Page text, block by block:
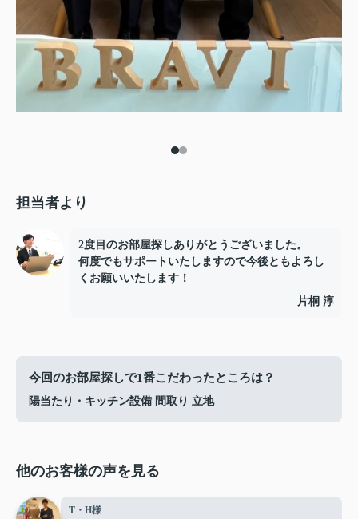
担当者より
2度目のお部屋探しありがとうございました。
何度でもサポートいたしますので今後ともよろし
くお願いいたします！
片桐 淳
今回のお部屋探しで1番こだわったところは？
陽当たり・キッチン設備 間取り 立地
他のお客様の声を見る
T・H様